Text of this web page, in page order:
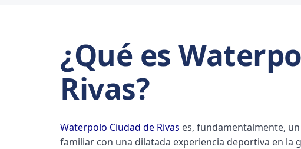
¿Qué es
Rivas?
Waterpolo Ciudad de Rivas es, fundamentalmente,
familiar con una dilatada experiencia deportiva en